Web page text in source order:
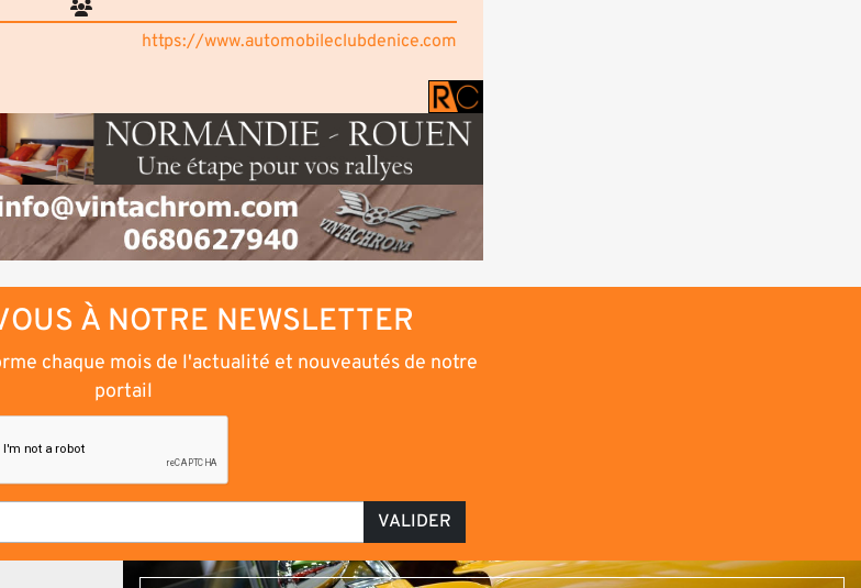
https://www.automobileclubdenice.com
À NOTRE NEWSLETTER
chaque mois de l'actualité et nouveautés de notre
portail
VALIDER